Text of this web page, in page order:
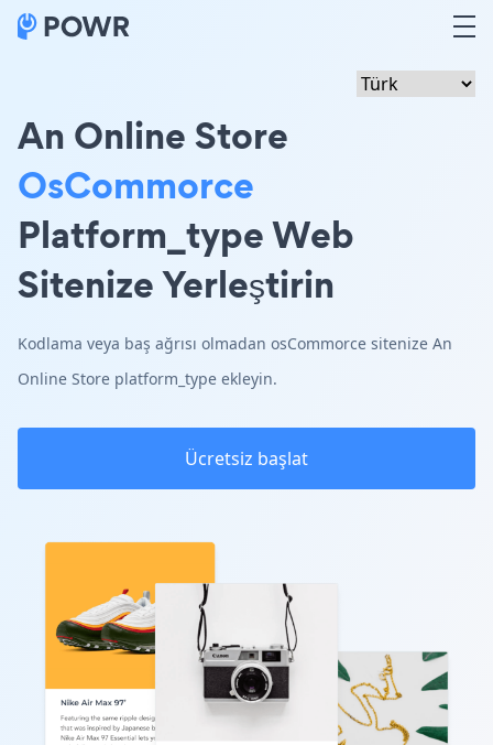
An Online Store
OsCommorce
Platform_type Web
Sitenize Yerleştirin
Kodlama veya baş ağrısı olmadan osCommorce sitenize An
Online Store platform_type ekleyin.
Ücretsiz başlat